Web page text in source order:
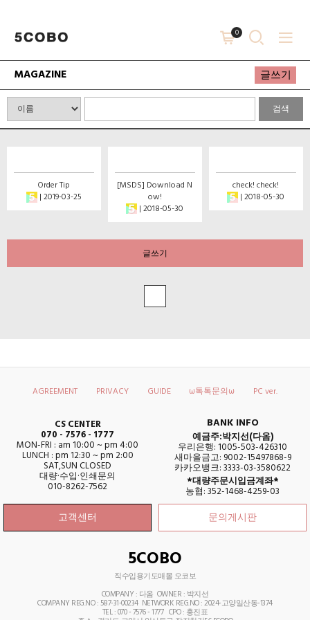
0
MAGAZINE 글쓰기
검색
Order Tip
| 2019-03-25
[MSDS] Download N
ow!
| 2018-05-30
check! check!
| 2018-05-30
글쓰기
AGREEMENT PRIVACY GUIDE ω톡톡문의ω PC ver.
CS CENTER
070 - 7576 - 1777
MON-FRI : am 10:00 ~ pm 4:00
LUNCH : pm 12:30 ~ pm 2:00
SAT,SUN CLOSED
대량·수입·인쇄문의
010-8262-7562
고객센터
BANK INFO
예금주:박지선(다옴)
우리은행: 1005-503-426310
새마을금고: 9002-15497868-9
카카오뱅크: 3333-03-3580622
*대량주문시입금계좌*
농협: 352-1468-4259-03
문의게시판
5COBO
직수입용기도매몰 오코보
COMPANY : 다옴 OWNER : 박지선
COMPANY REG.NO : 587-31-00234 NETWORK REG.NO : 2024-고양일산동-1374
TEL : 070 - 7576 - 1777 CPO : 홍진표